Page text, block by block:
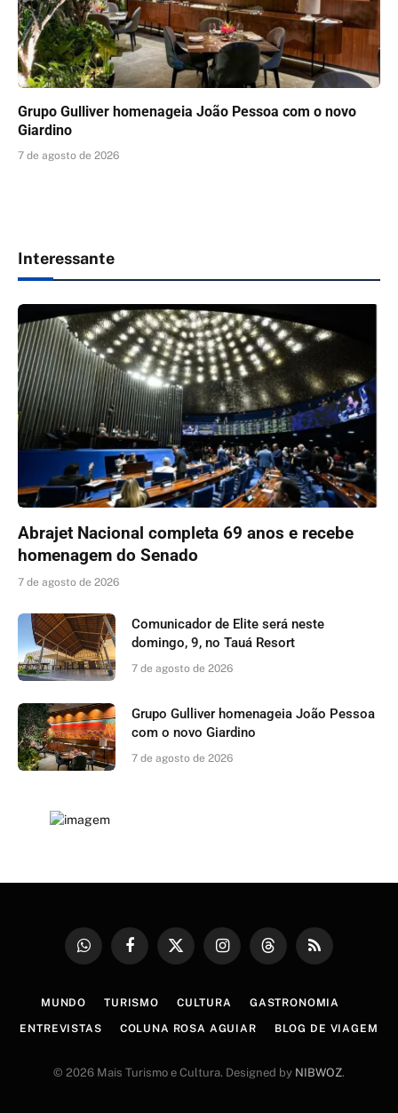
Grupo Gulliver homenageia João Pessoa com o novo
Giardino
7 de agosto de 2026
Interessante
Abrajet Nacional completa 69 anos e recebe
homenagem do Senado
7 de agosto de 2026
Comunicador de Elite será neste
domingo, 9, no Tauá Resort
7 de agosto de 2026
Grupo Gulliver homenageia João Pessoa
com o novo Giardino
7 de agosto de 2026
WhatsAppFacebookX
InstagramThreadsRSS
MUNDO TURISMO CULTURA GASTRONOMIA
ENTREVISTAS COLUNA ROSA AGUIAR BLOG DE VIAGEM
© 2026 Mais Turismo e Cultura. Designed by NIBWOZ.